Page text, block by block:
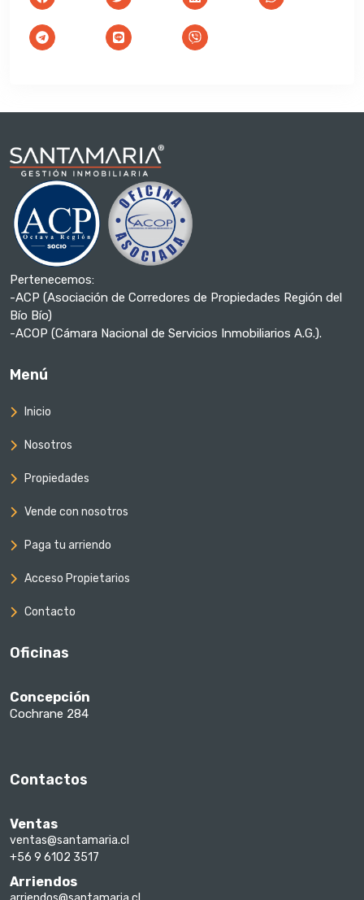
Pertenecemos:
-ACP (Asociación de Corredores de Propiedades Región del
Bío Bío)
-ACOP (Cámara Nacional de Servicios Inmobiliarios A.G.).
Menú
Inicio
Nosotros
Propiedades
Vende con nosotros
Paga tu arriendo
Acceso Propietarios
Contacto
Oficinas
Concepción
Cochrane 284
Contactos
Ventas
ventas@santamaria.cl
+56 9 6102 3517
Arriendos